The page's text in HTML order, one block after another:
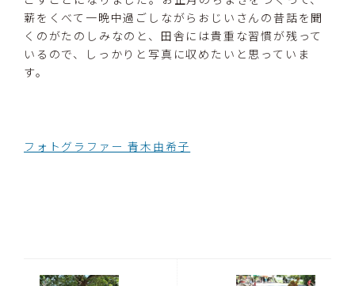
薪をくべて一晩中過ごしながらおじいさんの昔話を聞
くのがたのしみなのと、田舎には貴重な習慣が残って
いるので、しっかりと写真に収めたいと思っていま
す。
フォトグラファー 青木由希子